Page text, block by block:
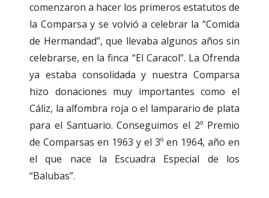
comenzaron a hacer los primeros estatutos de
la Comparsa y se volvió a celebrar la “Comida
de Hermandad”, que llevaba algunos años sin
celebrarse, en la finca “El Caracol”. La Ofrenda
ya estaba consolidada y nuestra Comparsa
hizo donaciones muy importantes como el
Cáliz, la alfombra roja o el lamparario de plata
para el Santuario. Conseguimos el 2º Premio
de Comparsas en 1963 y el 3º en 1964, año en
el que nace la Escuadra Especial de los
“Balubas”.